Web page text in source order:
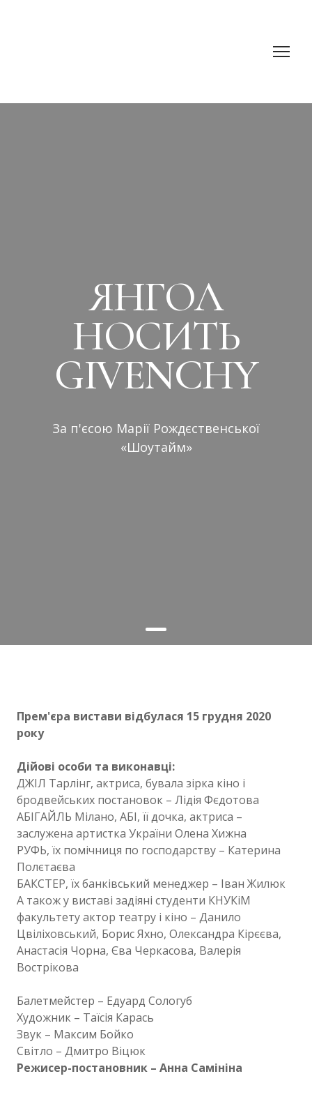
ЯНГОЛ
НОСИТЬ
GIVENCHY
За п'єсою Марії Рождєственської
«Шоутайм»
Прем'єра вистави відбулася 15 грудня 2020
року
Дійові особи та виконавці:
ДЖІЛ Тарлінг, актриса, бувала зірка кіно і
бродвейських постановок – Лідія Фєдотова
АБІГАЙЛЬ Мілано, АБI, її дочка, актриса –
заслужена артистка України Олена Хижна
РУФЬ, їх помічниця по господарству – Катерина
Полєтаєва
БАКСТЕР, їх банківський менеджер – Іван Жилюк
А також у виставі задіяні студенти КНУКіМ
факультету актор театру і кіно – Данило
Цвіліховський, Борис Яхно, Олександра Кірєєва,
Анастасія Чорна, Єва Черкасова, Валерія
Вострікова
Балетмейстер – Едуард Сологуб
Художник – Таїсія Карась
Звук – Максим Бойко
Світло – Дмитро Віцюк
Режисер-постановник – Анна Самініна